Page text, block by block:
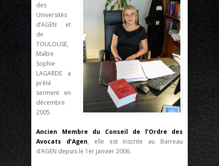
des
Universités
d’AGEN et
de
TOULOUSE,
Maître
Sophie
LAGARDE a
prêté
serment en
décembre
2005.
Ancien Membre du Conseil de l’Ordre des
Avocats d’Agen, elle est inscrite au Barreau
d’AGEN depuis le 1er janvier 2006.